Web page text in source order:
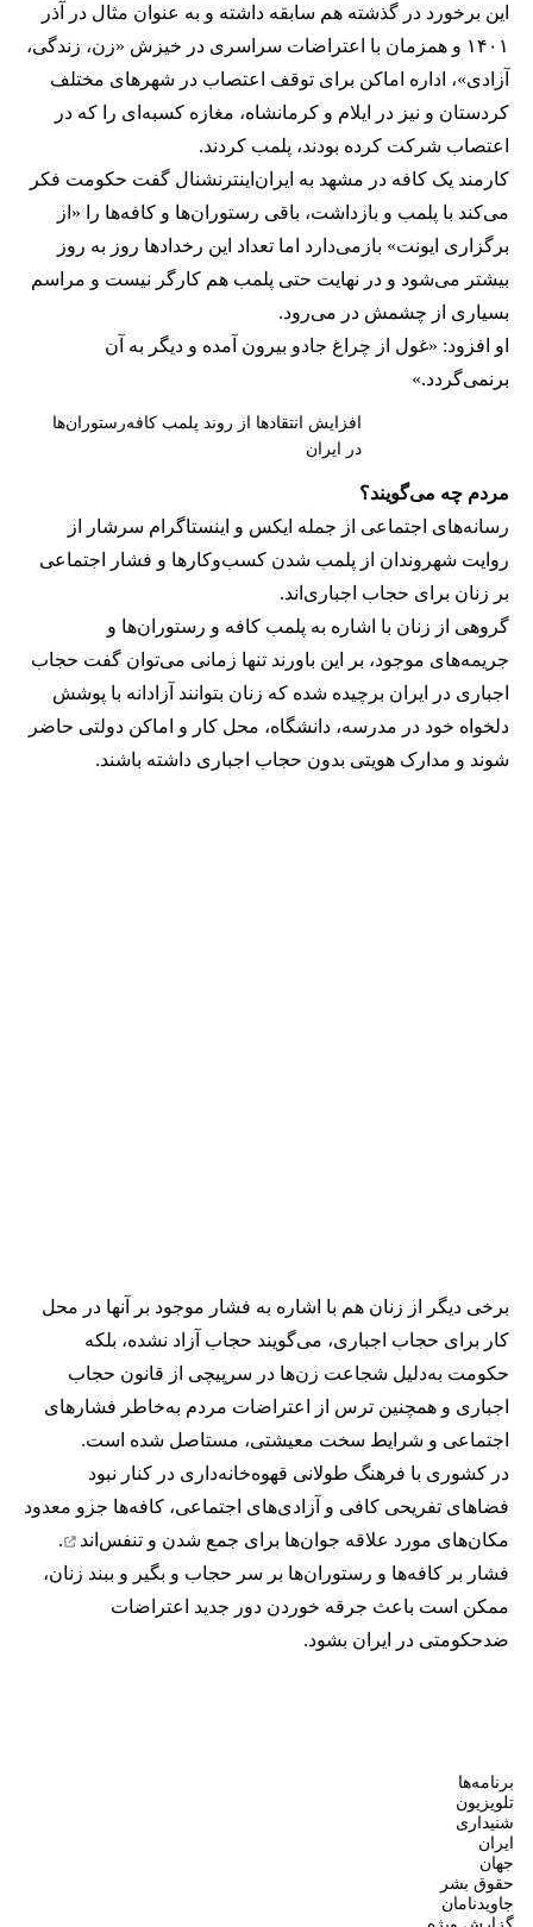
این برخورد در گذشته هم سابقه داشته و به عنوان مثال در آذر
۱۴۰۱ و همزمان با اعتراضات سراسری در خیزش «زن، زندگی،
آزادی»، اداره اماکن برای توقف اعتصاب در شهرهای مختلف
کردستان و نیز در ایلام و کرمانشاه، مغازه کسبه‌ای را که در
اعتصاب شرکت کرده بودند، پلمب کردند.
کارمند یک کافه در مشهد به ایران‌اینترنشنال گفت حکومت فکر
می‌کند با پلمب و بازداشت، باقی رستوران‌ها و کافه‌ها را «از
برگزاری ایونت» بازمی‌دارد اما تعداد این رخدادها روز به روز
بیشتر می‌شود و در نهایت حتی پلمب هم کارگر نیست و مراسم
بسیاری از چشمش در می‌رود.
او افزود: «غول از چراغ جادو بیرون آمده و دیگر به آن
برنمی‎‌گردد.»
افزایش انتقادها از روند پلمب کافه‌رستوران‌ها
در ایران
مردم چه می‌گویند؟
رسانه‎‌های اجتماعی از جمله ایکس و اینستاگرام سرشار از
روایت شهروندان از پلمب شدن کسب‌وکارها و فشار اجتماعی
بر زنان برای حجاب اجباری‌اند.
گروهی از زنان با اشاره به پلمب کافه و رستوران‌ها و
جریمه‌های موجود، بر این باورند تنها زمانی می‌توان گفت حجاب
اجباری در ایران برچیده شده که زنان بتوانند آزادانه با پوشش
دلخواه خود در مدرسه، دانشگاه، محل کار و اماکن دولتی حاضر
شوند و مدارک هویتی بدون حجاب اجباری داشته باشند.
برخی دیگر از زنان هم با اشاره به فشار موجود بر آنها در محل
کار برای حجاب اجباری، می‌گویند حجاب آزاد نشده، بلکه
حکومت به‌دلیل شجاعت زن‌ها در سرپیچی از قانون حجاب
اجباری و همچنین ترس از اعتراضات مردم به‌خاطر فشارهای
اجتماعی و شرایط سخت معیشتی، مستاصل شده است.
در کشوری با فرهنگ طولانی قهوه‌‌خانه‌داری در کنار نبود
فضاهای تفریحی کافی و آزادی‌های اجتماعی، کافه‌ها جزو معدود
مکان‌های مورد علاقه جوان‌ها برای جمع شدن و تنفس‌اند
.
فشار بر کافه‌ها و رستوران‌ها بر سر حجاب و بگیر و ببند زنان،
ممکن است باعث جرقه خوردن دور جدید اعتراضات
ضدحکومتی در ایران بشود.
برنامه‌ها
تلویزیون
شنیداری
ایران
جهان
حقوق بشر
جاویدنامان